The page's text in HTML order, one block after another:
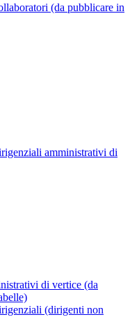
(da pubblicare in
amministrativi di
di vertice (da
(dirigenti non